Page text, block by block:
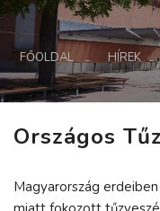
FŐOLDAL HÍREK
Országos
Magyarország